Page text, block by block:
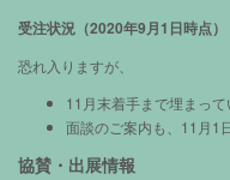
受注状況（2020年9月1日時点）
恐れ入りますが、
11月末着手まで埋まって
面談のご案内も、11月1
協賛・出展情報